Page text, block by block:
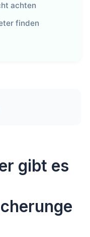
achten
finden
gibt es